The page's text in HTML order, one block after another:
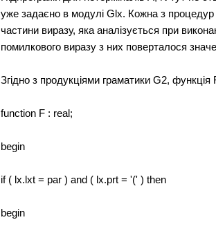
уже задаєно в модулі Glx. Кожна з
частини виразу, яка аналізується при
помилкового виразу з них поверталося
Згідно з продукціями граматики G2,
function F : real;
begin
if ( lx.lxt = par ) and ( lx.prt = '(' ) then
begin